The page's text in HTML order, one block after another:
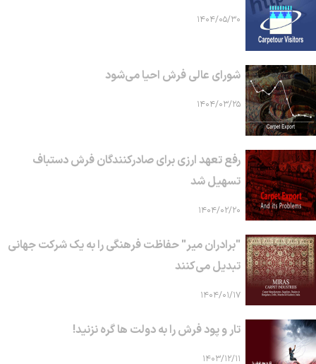
۱۴۰۴/۰۵/۳۰
شورای عالی فرش احیا می‌شود
۱۴۰۴/۰۳/۲۵
رفع تعهد ارزی برای صادرکنندگان فرش دستباف
تسهیل شد
۱۴۰۴/۰۲/۲۰
"برادران میر" حفاظت فرهنگی را به یک شرکت جهانی
تبدیل می‌کنند
۱۴۰۴/۰۱/۱۷
تار و پود فرش را به دولت ها گره نزنید!
۱۴۰۳/۱۲/۱۱